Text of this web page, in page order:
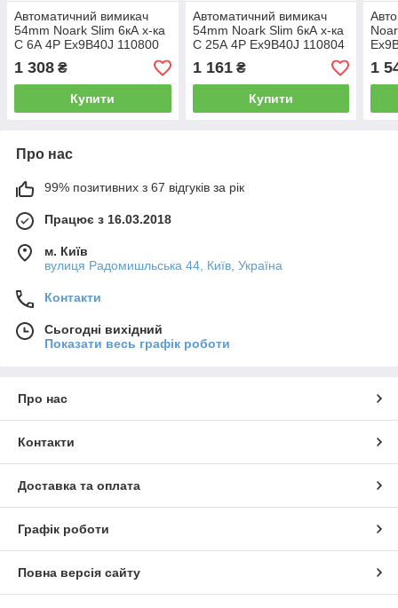
Автоматичний вимикач
54mm Noark Slim 6кА х-ка
C 6А 4P Ex9B40J 110800
1 308 ₴
Купити
Автоматичний вимикач
54mm Noark Slim 6кА х-ка
C 25А 4P Ex9B40J 110804
1 161₴
Купити
1
Про нас
99% позитивних з 67 відгуків за рік
Працює з 16.03.2018
м. Київ
вулиця Радомишльська 44, Київ, Україна
Контакти
Сьогодні вихідний
Показати весь графік роботи
Про нас
Контакти
Доставка та оплата
Графік роботи
Повна версія сайту